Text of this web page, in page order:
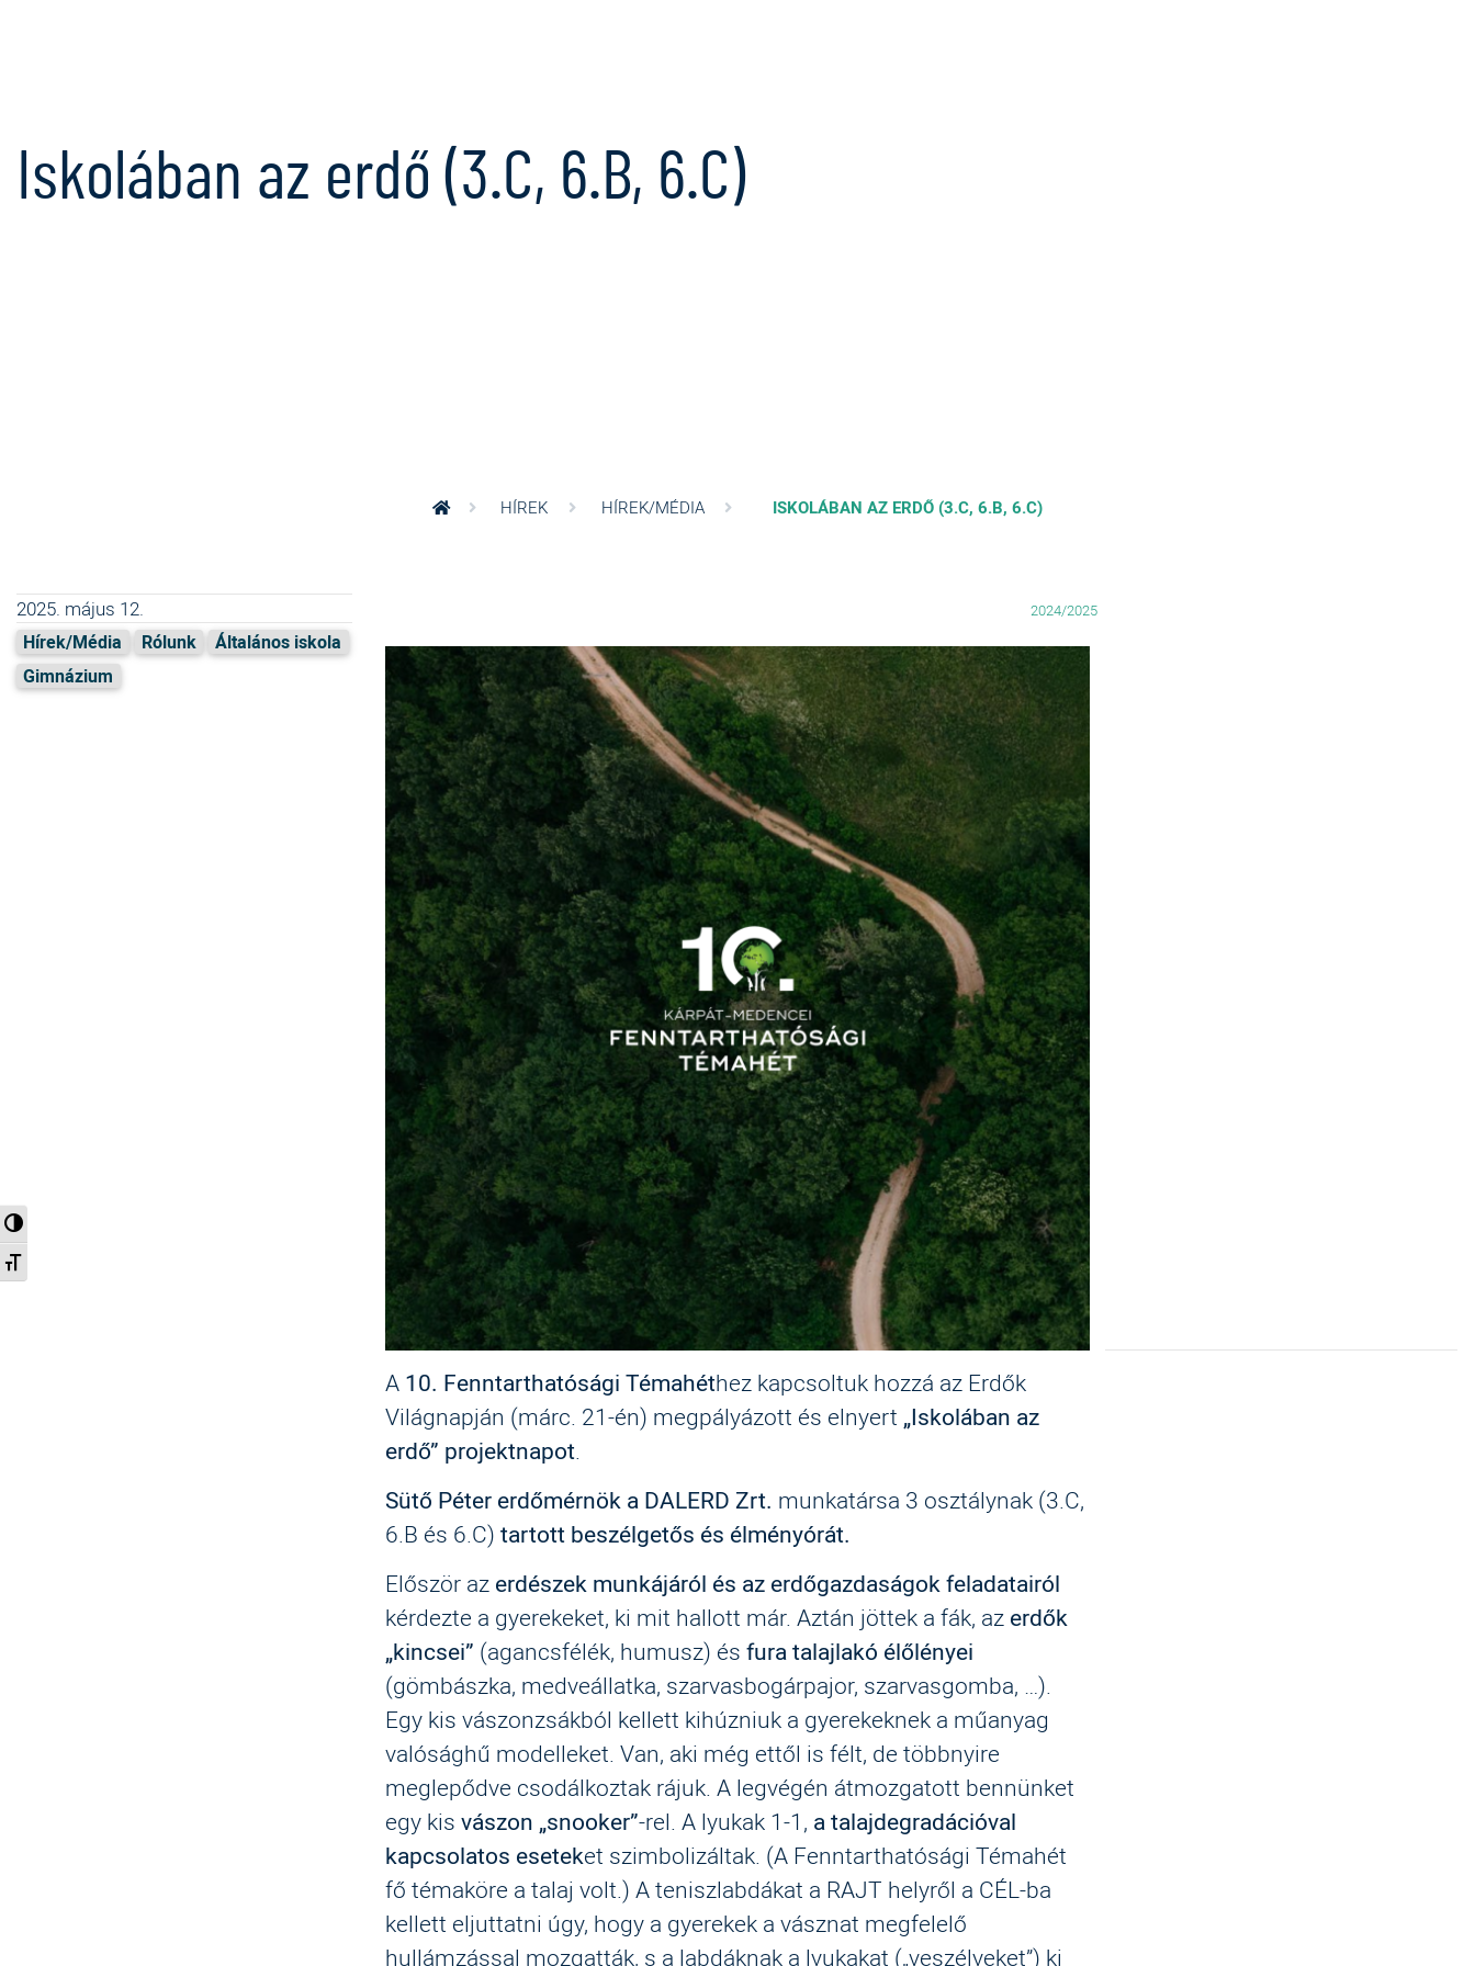
Nagy kontraszt váltása
Betűméret váltása
Iskolában az erdő (3.C, 6.B, 6.C)
HÍREK HÍREK/MÉDIA ISKOLÁBAN AZ ERDŐ (3.C, 6.B, 6.C)
2024/2025
A 10. Fenntarthatósági Témahéthez kapcsoltuk hozzá az Erdők
Világnapján (márc. 21-én) megpályázott és elnyert „Iskolában az
erdő” projektnapot.
Sütő Péter erdőmérnök a DALERD Zrt. munkatársa 3 osztálynak (3.C,
6.B és 6.C) tartott beszélgetős és élményórát.
Először az erdészek munkájáról és az erdőgazdaságok feladatairól
kérdezte a gyerekeket, ki mit hallott már. Aztán jöttek a fák, az erdők
„kincsei” (agancsfélék, humusz) és fura talajlakó élőlényei
(gömbászka, medveállatka, szarvasbogárpajor, szarvasgomba, …).
Egy kis vászonzsákból kellett kihúzniuk a gyerekeknek a műanyag
valósághű modelleket. Van, aki még ettől is félt, de többnyire
meglepődve csodálkoztak rájuk. A legvégén átmozgatott bennünket
egy kis vászon „snooker”-rel. A lyukak 1-1, a talajdegradációval
kapcsolatos eseteket szimbolizáltak. (A Fenntarthatósági Témahét
fő témaköre a talaj volt.) A teniszlabdákat a RAJT helyről a CÉL-ba
kellett eljuttatni úgy, hogy a gyerekek a vásznat megfelelő
hullámzással mozgatták, s a labdáknak a lyukakat („veszélyeket”) ki
2025. május 12.
Hírek/Média Rólunk
Általános iskola
Gimnázium